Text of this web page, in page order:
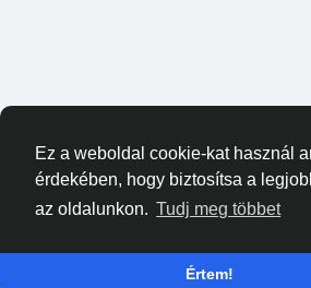
Ez a weboldal cookie-kat használ
érdekében, hogy biztosítsa a
az oldalunkon. Tudj meg többet
Értem!